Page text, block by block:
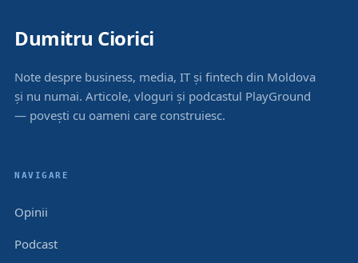
Dumitru Ciorici
Note despre business, media, IT și fintech din Moldova
și nu numai. Articole, vloguri și podcastul PlayGround
— povești cu oameni care construiesc.
NAVIGARE
Opinii
Podcast